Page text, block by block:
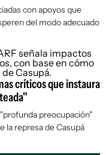
con apoyos que
del modo adecuado
críticos que instaura
preocupación"
la represa de Casupá